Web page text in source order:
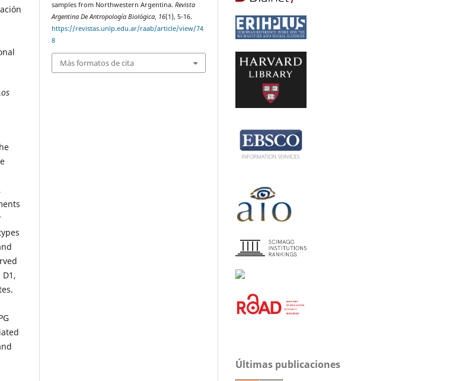
samples from Northwestern Argentina.Revista
Argentina De Antropología Biológica, 16(1), 5-16.
https://revistas.unlp.edu.ar/raab/article/view/74
8
Más formatos de cita
Últimas publicaciones